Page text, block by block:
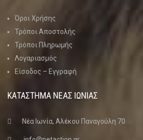
Όροι Χρήσης
Τρόποι Αποστολής
Τρόποι Πληρωμής
Λογαριασμός
Είσοδος – Εγγραφή
ΚΑΤΑΣΤΗΜΑ ΝΈΑΣ ΙΩΝΊΑΣ
Νέα Ιωνία, Αλέκου Παναγούλη 70